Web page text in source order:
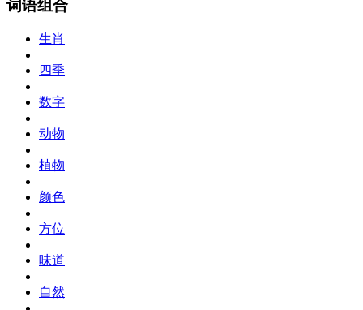
词语组合
生肖
四季
数字
动物
植物
颜色
方位
味道
自然